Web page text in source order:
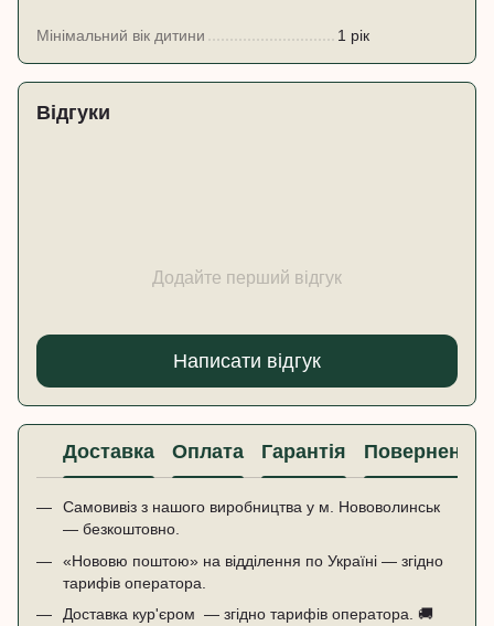
Мінімальний вік дитини 1 рік
Відгуки
Додайте перший відгук
Написати відгук
Доставка Оплата Гарантія Повернення
Самовивіз з нашого виробництва у м. Нововолинськ
— безкоштовно.
«Нововю поштою» на відділення по Україні — згідно
тарифів оператора.
Доставка кур'єром — згідно тарифів оператора. 🚚 ​ ​